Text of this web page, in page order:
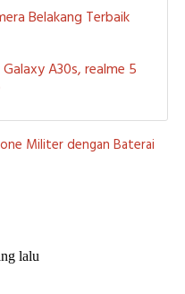
Belakang Terbaik
A30s, realme 5
Militer dengan Baterai